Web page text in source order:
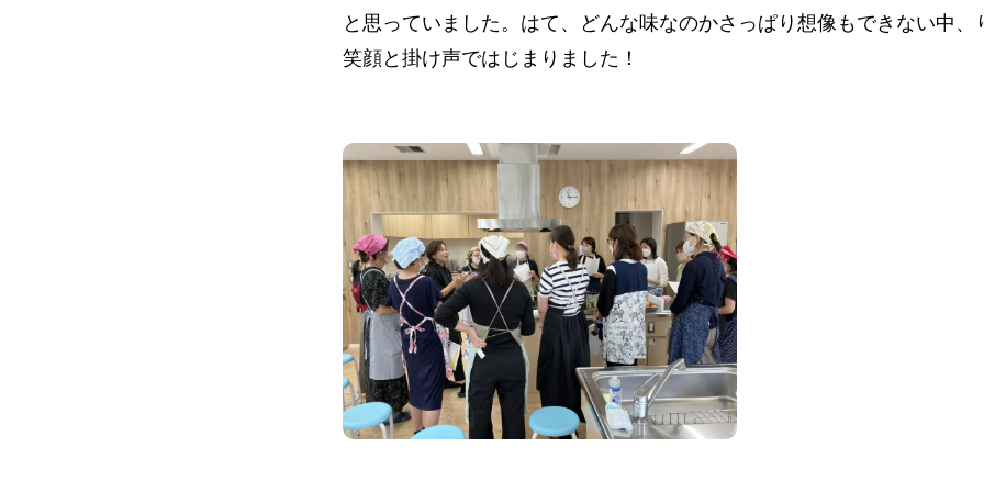
と思っていました。はて、どんな味なのかさっぱり想像もできない中、
笑顔と掛け声ではじまりました！